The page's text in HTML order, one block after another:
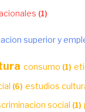
(1)
superior y
consumo (1)
(6) estudios
social (1)